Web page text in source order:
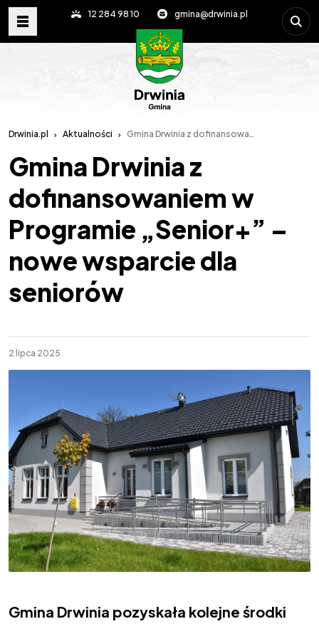
12 284 98 10 gmina@drwinia.pl Wpisz
Drwinia.pl Aktualności Gmina Drwinia z dofinansowaniem w Programie „Senior+” – nowe wsparcie dla seniorów
Gmina Drwinia z
dofinansowaniem w
Programie „Senior+” –
nowe wsparcie dla
seniorów
2 lipca 2025
Gmina Drwinia pozyskała kolejne środki